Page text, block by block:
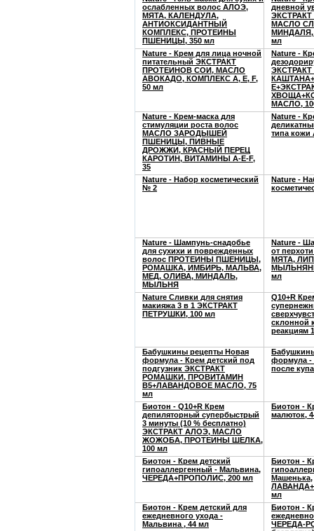
ослабленных волос АЛОЭ,
МЯТА, КАЛЕНДУЛА,
АНТИОКСИДАНТНЫЙ
КОМПЛЕКС, ПРОТЕИНЫ
ПШЕНИЦЫ, 350 мл
дневной
МАСЛО
МИНДАЛЯ,
мл
Nature - Крем для лица ночной
питательный ЭКСТРАКТ
ПРОТЕИНОВ СОИ, МАСЛО
АВОКАДО, КОМПЛЕКС A, E, F,
50 мл
Nature -
МАСЛО,
Nature - Крем-маска для
стимуляции роста волос
МАСЛО ЗАРОДЫШЕЙ
ПШЕНИЦЫ, ПИВНЫЕ
ДРОЖЖИ, КРАСНЫЙ ПЕРЕЦ
КАРОТИН, ВИТАМИНЫ А-Е-F,
35
Nature -
типа
Nature - Набор косметический
№ 2
Nature -
Nature - Шампунь-снадобье
для сухихи и поврежденных
волос ПРОТЕИНЫ ПШЕНИЦЫ,
РОМАШКА, ИМБИРЬ, МАЛЬВА,
МЕД, ОЛИВА, МИНДАЛЬ,
МЫЛЬНЯ
Nature -
от
МЯТА,
мл
Nature Сливки для снятия
макияжа 3 в 1 ЭКСТРАКТ
ПЕТРУШКИ, 100 мл
Q10+R
склонной
реакциям
Бабушкины рецепты Новая
формула - Крем детский под
подгузник ЭКСТРАКТ
РОМАШКИ, ПРОВИТАМИН
В5+ЛАВАНДОВОЕ МАСЛО, 75
мл
формула -
после
Биотон - Q10+R Крем
депиляторный супербыстрый
3 минуты (10 % бесплатно)
ЭКСТРАКТ АЛОЭ, МАСЛО
ЖОЖОБА, ПРОТЕИНЫ ШЕЛКА,
100 мл
Биотон -
малюток,
Биотон - Крем детский
гипоаллергенный - Мальвина,
ЧЕРЕДА+ПРОПОЛИС, 200 мл
Биотон -
Машенька,
мл
Биотон - Крем детский для
ежедневного ухода -
Мальвина , 44 мл
Биотон -
ЧЕРЕДА-